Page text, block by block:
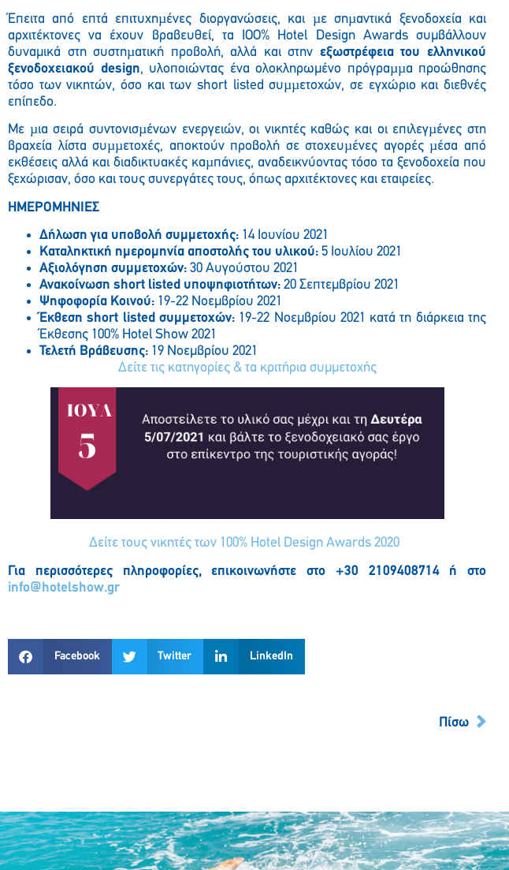
Έπειτα από επτά επιτυχηµένες διοργανώσεις, και µε σηµαντικά ξενοδοχεία και
αρχιτέκτονες να έχουν βραβευθεί, τα ΙΟΟ% Hotel Design Awards συμβάλλουν
δυναμικά στη συστηµατική προβολή, αλλά και στην εξωστρέφεια του ελληνικού
ξενοδοχειακού design, υλοποιώντας ένα ολοκληρωμένο πρόγραµµα προώθησης
τόσο των νικητών, όσο και των short listed συµµετοχών, σε εγχώριο και διεθνές
επίπεδο.
Με µια σειρά συντονισµένων ενεργειών, οι νικητές καθώς και οι επιλεγµένες στη
βραχεία λίστα συµµετοχές, αποκτούν προβολή σε στοχευµένες αγορές µέσα από
εκθέσεις αλλά και διαδικτυακές καµπάνιες, αναδεικνύοντας τόσο τα ξενοδοχεία που
ξεχώρισαν, όσο και τους συνεργάτες τους, όπως αρχιτέκτονες και εταιρείες.
ΗΜΕΡΟΜΗΝΙΕΣ
Δήλωση για υποβολή συμμετοχής: 14 Ιουνίου 2021
Καταληκτική ημερομηνία αποστολής του υλικού: 5 Ιουλίου 2021
Αξιολόγηση συμμετοχών: 30 Αυγούστου 2021
Ανακοίνωση short listed υποψηφιοτήτων: 20 Σεπτεμβρίου 2021
Ψηφοφορία Κοινού: 19-22 Νοεμβρίου 2021
Έκθεση short listed συμμετοχών:19-22 Νοεμβρίου 2021 κατά τη διάρκεια της
Έκθεσης 100% Hotel Show 2021
Τελετή Βράβευσης: 19 Νοεμβρίου 2021
Δείτε τις κατηγορίες & τα κριτήρια συμμετοχής
Δείτε τους νικητές των 100% Hotel Design Awards 2020
Για περισσότερες πληροφορίες, επικοινωνήστε στο +30 2109408714 ή στο
info@hotelshow.gr
Facebook Twitter LinkedIn
Πίσω